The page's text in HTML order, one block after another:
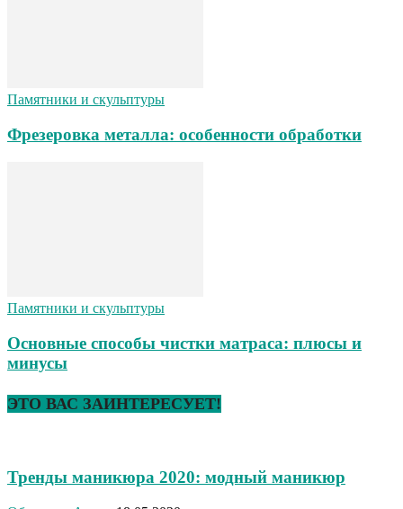
Памятники и скульптуры
Фрезеровка металла: особенности обработки
Памятники и скульптуры
Основные способы чистки матраса: плюсы и
минусы
ЭТО ВАС ЗАИНТЕРЕСУЕТ!
Тренды маникюра 2020: модный маникюр